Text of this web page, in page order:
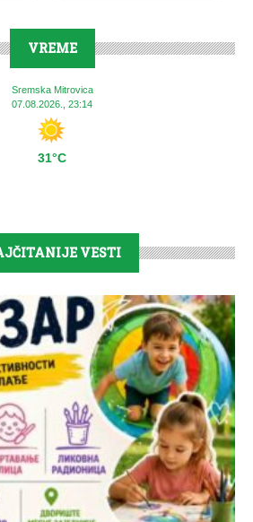
VREME
Sremska Mitrovica
07.08.2026., 23:14
31°C
VESTI